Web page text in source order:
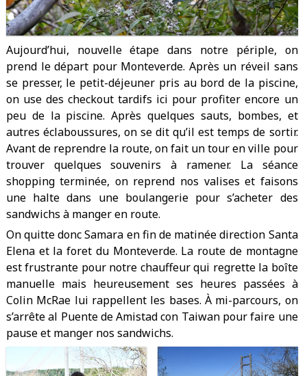
Aujourd’hui, nouvelle étape dans notre périple, on
prend le départ pour Monteverde. Après un réveil sans
se presser, le petit-déjeuner pris au bord de la piscine,
on use des checkout tardifs ici pour profiter encore un
peu de la piscine. Après quelques sauts, bombes, et
autres éclaboussures, on se dit qu’il est temps de sortir.
Avant de reprendre la route, on fait un tour en ville pour
trouver quelques souvenirs à ramener. La séance
shopping terminée, on reprend nos valises et faisons
une halte dans une boulangerie pour s’acheter des
sandwichs à manger en route.
On quitte donc Samara en fin de matinée direction Santa
Elena et la foret du Monteverde. La route de montagne
est frustrante pour notre chauffeur qui regrette la boîte
manuelle mais heureusement ses heures passées à
Colin McRae lui rappellent les bases. À mi-parcours, on
s’arrête al Puente de Amistad con Taiwan pour faire une
pause et manger nos sandwichs.